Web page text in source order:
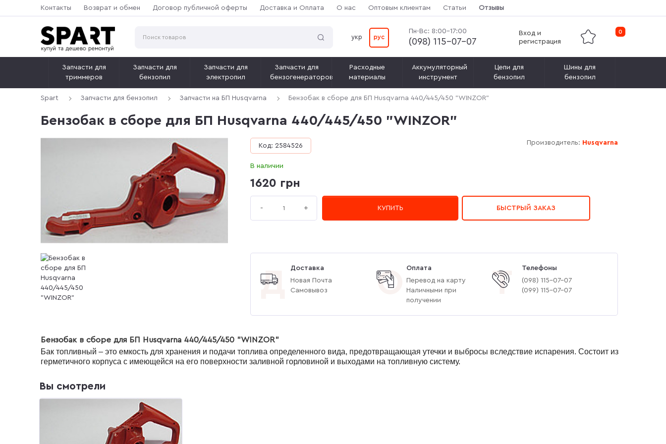
Контакты Возврат и обмен Договор публичной оферты Доставка и Оплата О нас Оптовым клиентам Статьи Отзывы
0
Вход и
регистрация
Пн-Вс: 8:00-17:00
(‎098) 115-07-07
укр рус
Запчасти для
триммеров
Запчасти для
бензопил
Запчасти для
электропил
Запчасти для
бензогенераторов
Расходные
материалы
Аккумуляторный
инструмент
Цепи для
бензопил
Шины для
бензопил
Spart Запчасти для бензопил Запчасти на БП Husqvarna Бензобак в сборе для БП Husqvarna 440/445/450 "WINZOR"
Бензобак в сборе для БП Husqvarna 440/445/450 "WINZOR"
Производитель: Husqvarna
Код: 2584526
В наличии
1620 грн
- + КУПИТЬ БЫСТРЫЙ ЗАКАЗ
Д
Доставка
Новая Почта
Самовывоз
О
Оплата
Перевод на карту
Наличными при
получении
Т
Телефоны
(‎098) 115-07-07
(‎099) 115-07-07
Бензобак в сборе для БП Husqvarna 440/445/450 "WINZOR"
Бак топливный – это емкость для хранения и подачи топлива определенного вида, предотвращающая утечки и выбросы вследствие испарения. Состоит из
герметичного корпуса с имеющейся на его поверхности заливной горловиной и выходами на топливную систему.
Вы смотрели